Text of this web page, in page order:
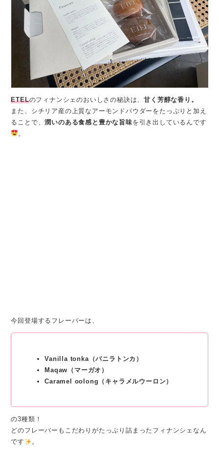
ETELのフィナンシェのおいしさの秘訣は、甘く芳醇な香り。
また、シチリア産の上質なアーモンドパウダーをたっぷりと加え
ることで、潤いのある食感と豊かな旨味を引き出しているんです
。
今回登場するフレーバーは、
Vanilla tonka（バニラトンカ）
Maqaw（マーガオ）
Caramel oolong（キャラメルウーロン）
の3種類！
どのフレーバーもこだわりがたっぷり詰まったフィナンシェなん
です
。